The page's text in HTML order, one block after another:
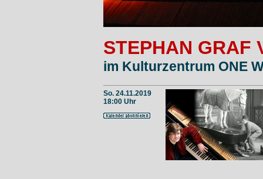
STEPHAN GRAF
im Kulturzentrum ONE
So. 24.11.2019
18:00 Uhr